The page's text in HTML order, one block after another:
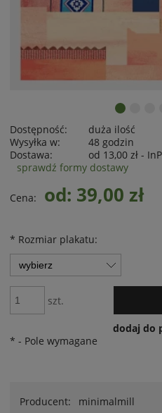
Dostępność:
duża ilość
Wysyłka w:
48 godzin
Dostawa:
od 13,00 zł -
sprawdź formy dostawy
Cena: od: 39,00 zł
* Rozmiar plakatu:
szt.
dodaj do
* - Pole wymagane
Producent:
minimalmill